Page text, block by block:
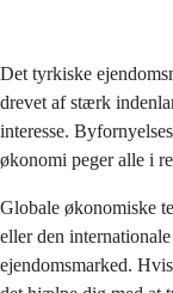
Det tyrkiske
drevet af stærk
interesse.
økonomi peger alle i
Globale økonomiske
eller den
ejendomsmarked.